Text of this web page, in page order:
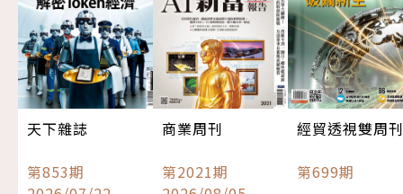
天下雜誌
第853期
商業周刊
第2021期
經貿透視雙周刊
第699期